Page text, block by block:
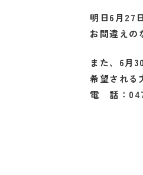
明日6月27
お間違えの
また、6月
希望される
電 話：